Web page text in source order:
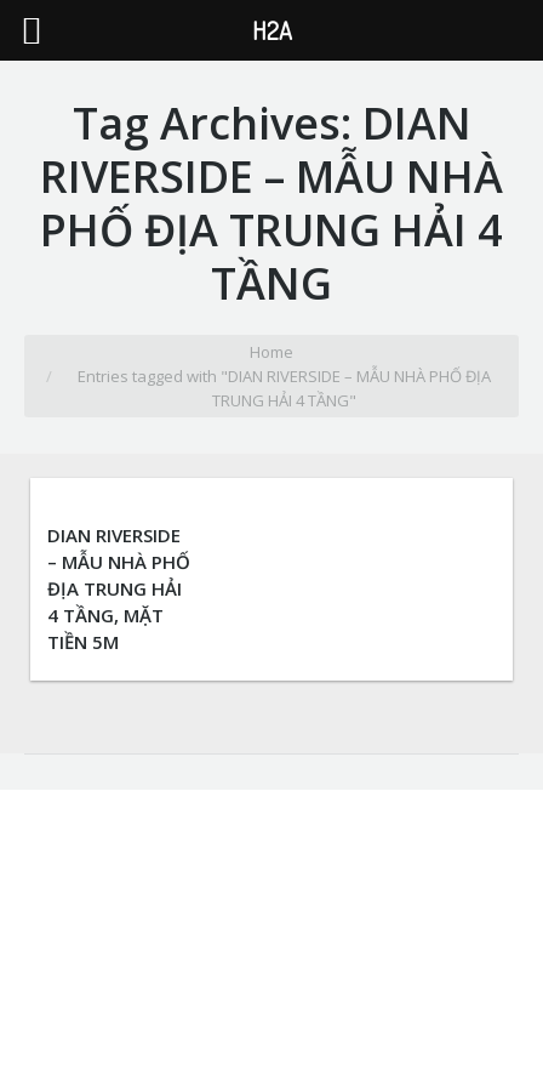
Tag Archives: DIAN
RIVERSIDE – MẪU NHÀ
PHỐ ĐỊA TRUNG HẢI 4
TẦNG
Home
Entries tagged with "DIAN RIVERSIDE – MẪU NHÀ PHỐ ĐỊA
TRUNG HẢI 4 TẦNG"
DIAN RIVERSIDE
– MẪU NHÀ PHỐ
ĐỊA TRUNG HẢI
4 TẦNG, MẶT
TIỀN 5M
H2A